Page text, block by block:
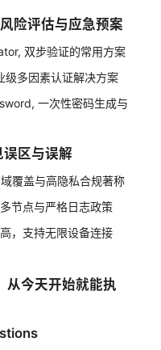
险评估与应急预案
双步验证的常用方案
多因素认证解决方案
一次性密码生成与
区与误解
覆盖与高隐私合规著称
节点与严格日志政策
，支持无限设备连接
从今天开始就能执